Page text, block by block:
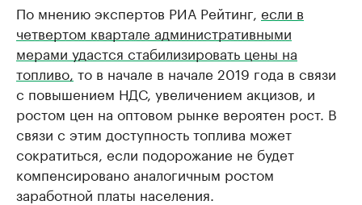
По мнению экспертов РИА Рейтинг, если в
четвертом квартале административными
мерами удастся стабилизировать цены на
топливо, то в начале в начале 2019 года в связи
с повышением НДС, увеличением акцизов, и
ростом цен на оптовом рынке вероятен рост. В
связи с этим доступность топлива может
сократиться, если подорожание не будет
компенсировано аналогичным ростом
заработной платы населения.